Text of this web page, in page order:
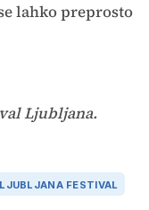
lahko preprosto
Ljubljana.
FESTIVAL